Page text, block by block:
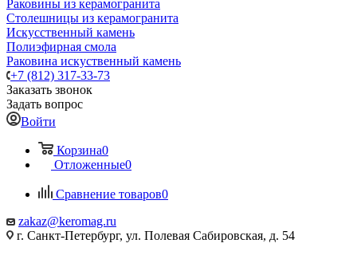
Раковины из керамогранита
Столешницы из керамогранита
Искусственный камень
Полиэфирная смола
Раковина искуственный камень
+7 (812) 317-33-73
Заказать звонок
Задать вопрос
Войти
Корзина0
Отложенные0
Сравнение товаров0
zakaz@keromag.ru
г. Санкт-Петербург, ул. Полевая Сабировская, д. 54